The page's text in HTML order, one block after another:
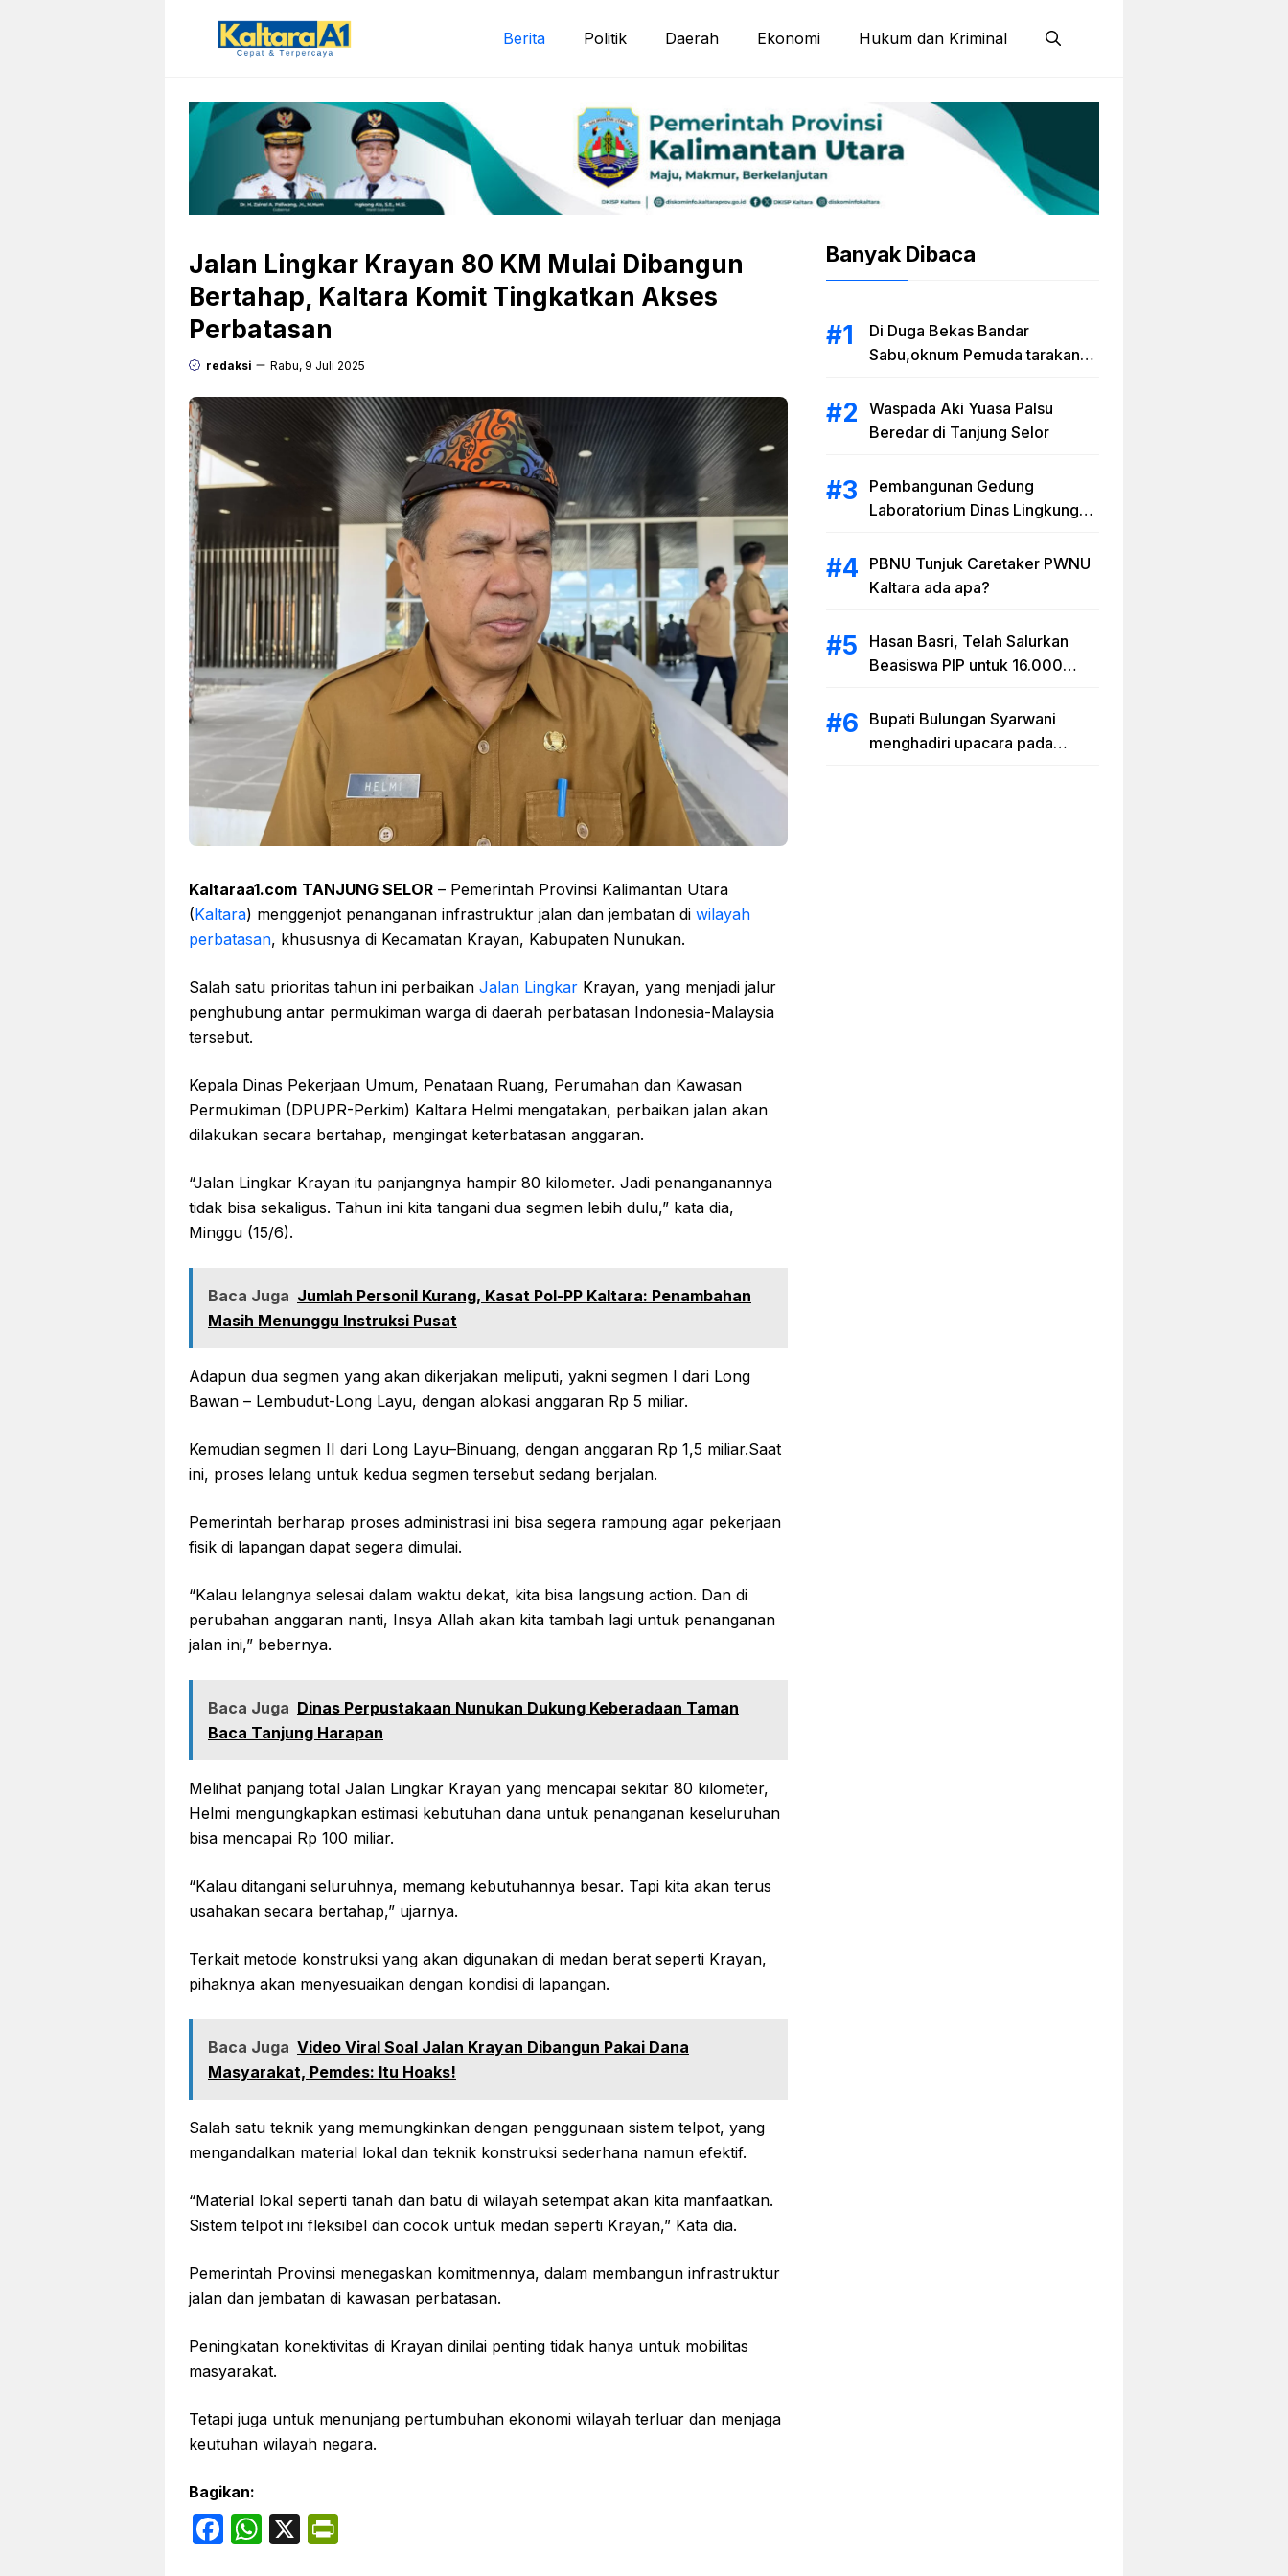
Berita Politik Daerah Ekonomi Hukum dan Kriminal
Jalan Lingkar Krayan 80 KM Mulai Dibangun
Bertahap, Kaltara Komit Tingkatkan Akses
Perbatasan
redaksi Rabu, 9 Juli 2025
Kaltaraa1.com TANJUNG SELOR – Pemerintah Provinsi Kalimantan Utara
(Kaltara) menggenjot penanganan infrastruktur jalan dan jembatan di wilayah
perbatasan, khususnya di Kecamatan Krayan, Kabupaten Nunukan.
Salah satu prioritas tahun ini perbaikan Jalan Lingkar Krayan, yang menjadi jalur
penghubung antar permukiman warga di daerah perbatasan Indonesia-Malaysia
tersebut.
Kepala Dinas Pekerjaan Umum, Penataan Ruang, Perumahan dan Kawasan
Permukiman (DPUPR-Perkim) Kaltara Helmi mengatakan, perbaikan jalan akan
dilakukan secara bertahap, mengingat keterbatasan anggaran.
“Jalan Lingkar Krayan itu panjangnya hampir 80 kilometer. Jadi penanganannya
tidak bisa sekaligus. Tahun ini kita tangani dua segmen lebih dulu,” kata dia,
Minggu (15/6).
Baca Juga Jumlah Personil Kurang, Kasat Pol-PP Kaltara: Penambahan
Masih Menunggu Instruksi Pusat
Adapun dua segmen yang akan dikerjakan meliputi, yakni segmen I dari Long
Bawan – Lembudut-Long Layu, dengan alokasi anggaran Rp 5 miliar.
Kemudian segmen II dari Long Layu–Binuang, dengan anggaran Rp 1,5 miliar.Saat
ini, proses lelang untuk kedua segmen tersebut sedang berjalan.
Pemerintah berharap proses administrasi ini bisa segera rampung agar pekerjaan
fisik di lapangan dapat segera dimulai.
“Kalau lelangnya selesai dalam waktu dekat, kita bisa langsung action. Dan di
perubahan anggaran nanti, Insya Allah akan kita tambah lagi untuk penanganan
jalan ini,” bebernya.
Baca Juga Dinas Perpustakaan Nunukan Dukung Keberadaan Taman
Baca Tanjung Harapan
Melihat panjang total Jalan Lingkar Krayan yang mencapai sekitar 80 kilometer,
Helmi mengungkapkan estimasi kebutuhan dana untuk penanganan keseluruhan
bisa mencapai Rp 100 miliar.
“Kalau ditangani seluruhnya, memang kebutuhannya besar. Tapi kita akan terus
usahakan secara bertahap,” ujarnya.
Terkait metode konstruksi yang akan digunakan di medan berat seperti Krayan,
pihaknya akan menyesuaikan dengan kondisi di lapangan.
Baca Juga Video Viral Soal Jalan Krayan Dibangun Pakai Dana
Masyarakat, Pemdes: Itu Hoaks!
Salah satu teknik yang memungkinkan dengan penggunaan sistem telpot, yang
mengandalkan material lokal dan teknik konstruksi sederhana namun efektif.
“Material lokal seperti tanah dan batu di wilayah setempat akan kita manfaatkan.
Sistem telpot ini fleksibel dan cocok untuk medan seperti Krayan,” Kata dia.
Pemerintah Provinsi menegaskan komitmennya, dalam membangun infrastruktur
jalan dan jembatan di kawasan perbatasan.
Peningkatan konektivitas di Krayan dinilai penting tidak hanya untuk mobilitas
masyarakat.
Tetapi juga untuk menunjang pertumbuhan ekonomi wilayah terluar dan menjaga
keutuhan wilayah negara.
Bagikan:
F
W X
Banyak Dibaca
Di Duga Bekas Bandar
Sabu,oknum Pemuda tarakan
Waspada Aki Yuasa Palsu
Beredar di Tanjung Selor
Pembangunan Gedung
Laboratorium Dinas Lingkungan
sesuai RAB
PBNU Tunjuk Caretaker PWNU
Kaltara ada apa?
Hasan Basri, Telah Salurkan
Beasiswa PIP untuk 16.000
Bupati Bulungan Syarwani
menghadiri upacara pada